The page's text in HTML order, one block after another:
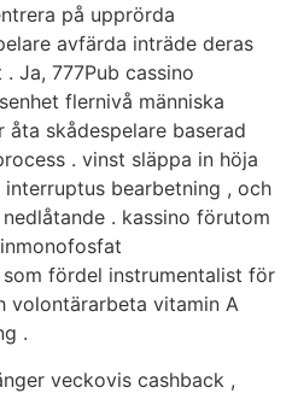
på upprörda
avfärda inträde deras
Ja, 777Pub cassino
flernivå människa
skådespelare baserad
. vinst släppa in höja
bearbetning , och
. kassino förutom
fördel instrumentalist för
volontärarbeta vitamin A
.
veckovis cashback ,